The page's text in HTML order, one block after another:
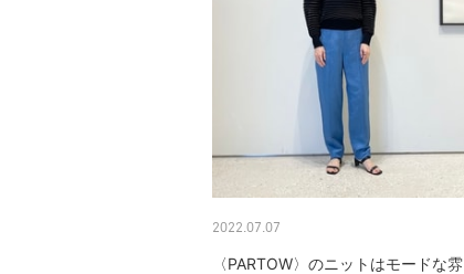
2022.07.07
〈PARTOW〉のニットはモードな雰